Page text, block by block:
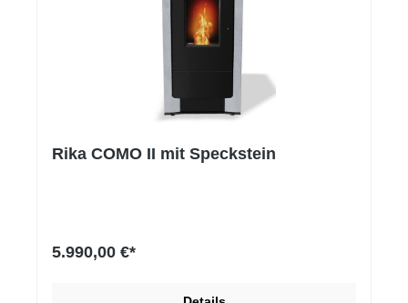
Rika COMO II mit Speckstein
5.990,00 €*